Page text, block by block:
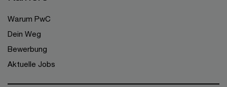
Warum PwC
Dein Weg
Bewerbung
Aktuelle Jobs